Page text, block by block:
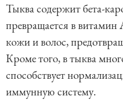
Тыква содержит бета-
превращается в
кожи и волос,
Кроме того, в тыква
способствует
иммунную систему.